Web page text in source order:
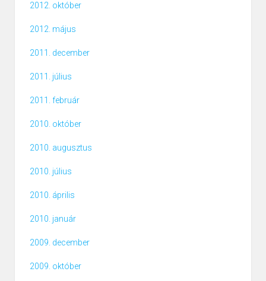
2012. október
2012. május
2011. december
2011. július
2011. február
2010. október
2010. augusztus
2010. július
2010. április
2010. január
2009. december
2009. október